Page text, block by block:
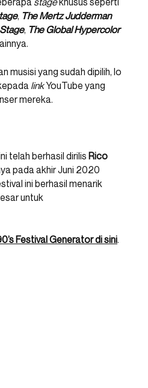
, The Mertz Judderman
, The Global Hypercolor
musisi yang sudah dipilih, lo
linkYouTube yang
mereka.
telah berhasil dirilis Rico
pada akhir Juni 2020
ini berhasil menarik
untuk
Festival Generator di sini.